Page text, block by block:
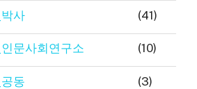
사 (41)
인문사회연구소 (10)
동 (3)